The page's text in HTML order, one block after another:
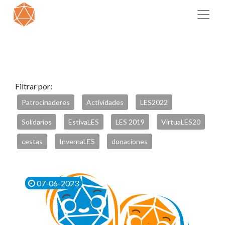
Filtrar por:
Patrocinadores Actividades LES2022
Solidarios EstivaLES LES 2019 VirtuaLES20
cestas InvernaLES donaciones
07-06-2023